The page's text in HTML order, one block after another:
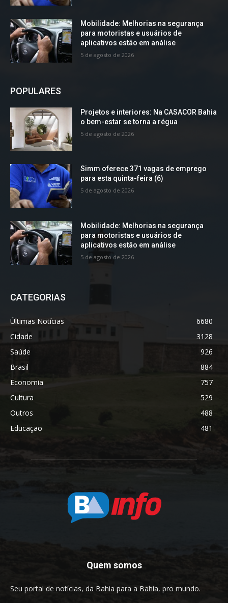
Mobilidade: Melhorias na segurança
para motoristas e usuários de
aplicativos estão em análise
5 de agosto de 2026
POPULARES
Projetos e interiores: Na CASACOR Bahia
o bem-estar se torna a régua
5 de agosto de 2026
Simm oferece 371 vagas de emprego
para esta quinta-feira (6)
5 de agosto de 2026
Mobilidade: Melhorias na segurança
para motoristas e usuários de
aplicativos estão em análise
5 de agosto de 2026
CATEGORIAS
Últimas Notícias
6680
Cidade
3128
Saúde
926
Brasil
884
Economia
757
Cultura
529
Outros
488
Educação
481
Quem somos
Seu portal de notícias, da Bahia para a Bahia, pro mundo.